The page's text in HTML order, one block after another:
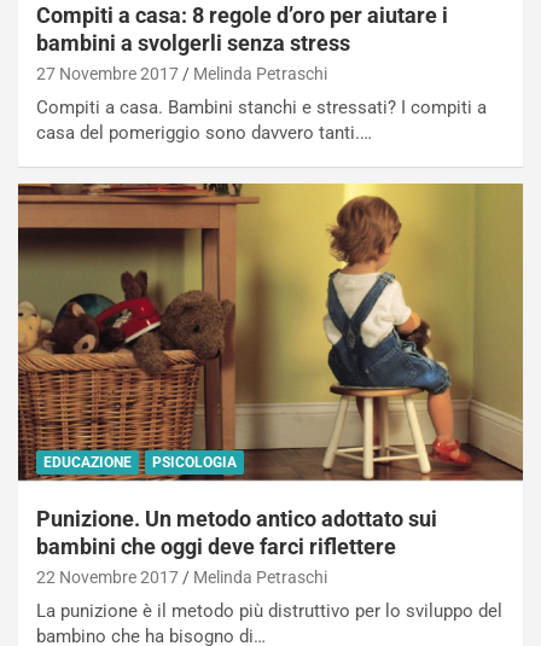
Compiti a casa: 8 regole d’oro per aiutare i
bambini a svolgerli senza stress
27 Novembre 2017 Melinda Petraschi
Compiti a casa. Bambini stanchi e stressati? I compiti a
casa del pomeriggio sono davvero tanti.…
EDUCAZIONE PSICOLOGIA
Punizione. Un metodo antico adottato sui
bambini che oggi deve farci riflettere
22 Novembre 2017 Melinda Petraschi
La punizione è il metodo più distruttivo per lo sviluppo del
bambino che ha bisogno di…